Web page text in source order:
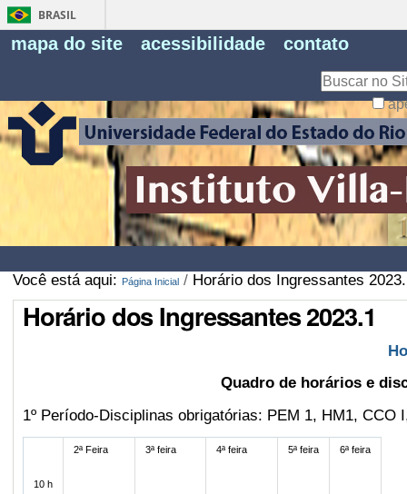
BRASIL
mapa do site acessibilidade contato
Você está aqui: Página Inicial / Horário dos Ingressantes
Horário dos Ingressantes 2023.1
Quadro de horários e
1º Período-Disciplinas obrigatórias: PEM 1, HM1, CCO
2ª Feira 3ª feira 4ª feira 5ª feira 6ª feira
10 h